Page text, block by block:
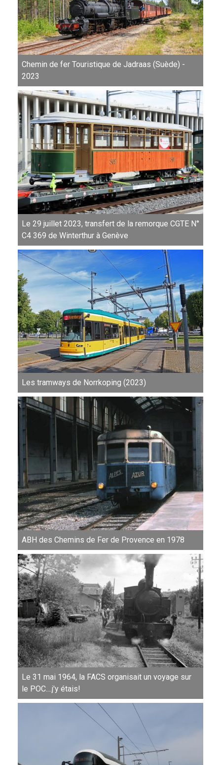
Chemin de fer Touristique de Jadraas (Suède) -
2023
Le 29 juillet 2023, transfert de la remorque CGTE N°
C4 369 de Winterthur à Genève
Les tramways de Norrkoping (2023)
ABH des Chemins de Fer de Provence en 1978
Le 31 mai 1964, la FACS organisait un voyage sur
le POC....j'y étais!